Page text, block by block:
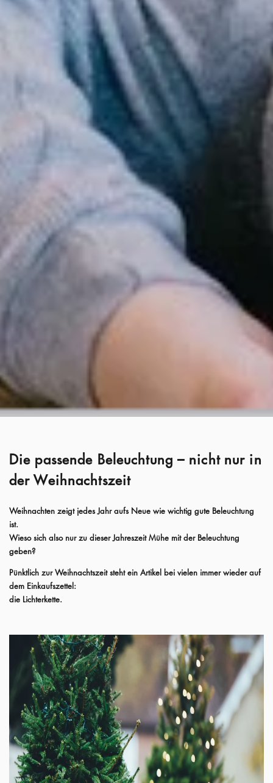
Die passende Beleuchtung – nicht nur in
der Weihnachtszeit
Weihnachten zeigt jedes Jahr aufs Neue wie wichtig gute Beleuchtung
ist.
Wieso sich also nur zu dieser Jahreszeit Mühe mit der Beleuchtung
geben?
Pünktlich zur Weihnachtszeit steht ein Artikel bei vielen immer wieder auf
dem Einkaufszettel:
die Lichterkette.